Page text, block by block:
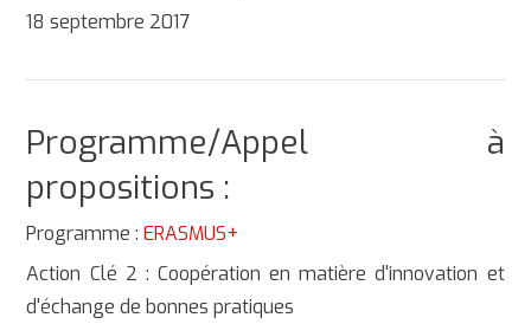
18 septembre 2017
Programme/Appel à
propositions :
Programme :ERASMUS+
Action Clé 2 : Coopération en matière d'innovation et
d'échange de bonnes pratiques